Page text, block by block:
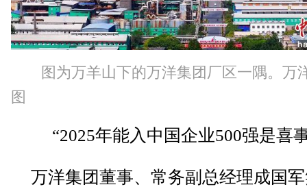
图为万羊山下的万洋集团厂区一隅。万
图
“2025年能入中国企业500强是喜
万洋集团董事、常务副总经理成国